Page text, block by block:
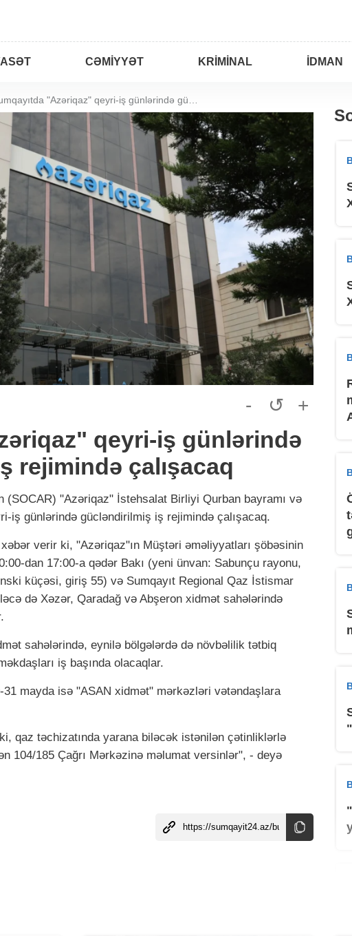
CƏMIYYƏT KRIMINAL İDMAN
- ↺ +
qeyri-iş günlərində
rejimində çalışacaq
(SOCAR) "Azəriqaz" İstehsalat Birliyi Qurban bayramı və
iş günlərində gücləndirilmiş iş rejimində çalışacaq.
verir ki, "Azəriqaz"ın Müştəri əməliyyatları şöbəsinin
dan 17:00-a qədər Bakı (yeni ünvan: Sabunçu rayonu,
küçəsi, giriş 55) və Sumqayıt Regional Qaz İstismar
də Xəzər, Qaradağ və Abşeron xidmət sahələrində
sahələrində, eynilə bölgələrdə də növbəlilik tətbiq
iş başında olacaqlar.
mayda isə "ASAN xidmət" mərkəzləri vətəndaşlara
qaz təchizatında yarana biləcək istənilən çətinliklərlə
104/185 Çağrı Mərkəzinə məlumat versinlər", - deyə